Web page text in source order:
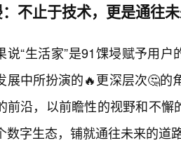
不止于技术，更是通往
说“生活家”是91馃埐赋予用
展中所扮演的🔥更深层次🤔
前沿，以前瞻性的视野和不
数字生态，铺就通往未来的道